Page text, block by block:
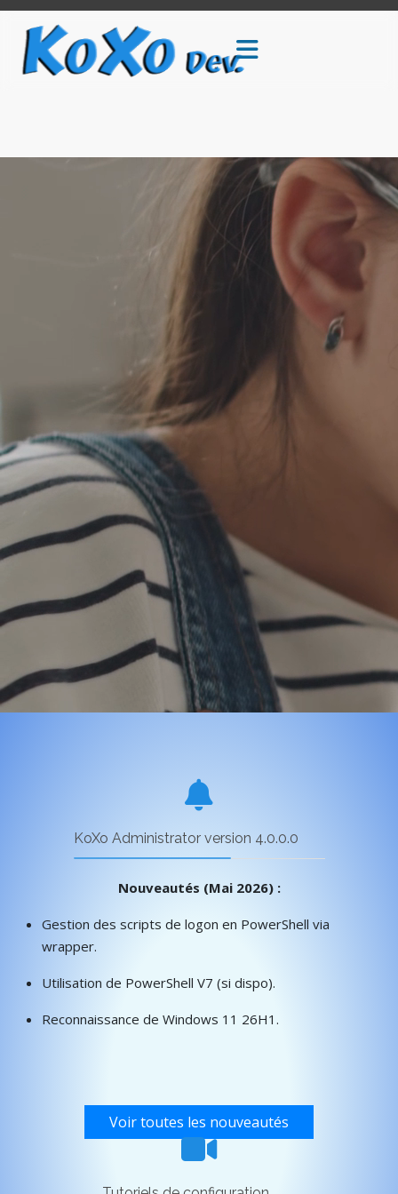
KoXo Administrator version 4.0.0.0
Nouveautés (Mai 2026) :
Gestion des scripts de logon en PowerShell via
wrapper.
Utilisation de PowerShell V7 (si dispo).
Reconnaissance de Windows 11 26H1.
Voir toutes les nouveautés